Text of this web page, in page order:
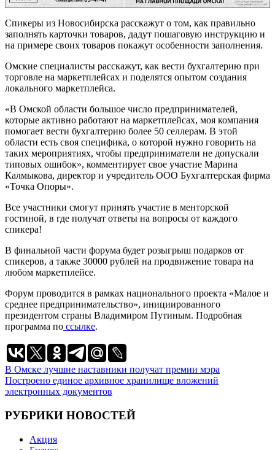
Спикеры из Новосибирска расскажут о том, как правильно
заполнять карточки товаров, дадут пошаговую инструкцию и
на примере своих товаров покажут особенности заполнения.
Омские специалисты расскажут, как вести бухгалтерию при
торговле на маркетплейсах и поделятся опытом создания
локального маркетплейса.
«В Омской области большое число предпринимателей,
которые активно работают на маркетплейсах, моя компания
помогает вести бухгалтерию более 50 селлерам. В этой
области есть своя специфика, о которой нужно говорить на
таких мероприятиях, чтобы предприниматели не допускали
типовых ошибок», комментирует свое участие Марина
Калмыкова, директор и учредитель ООО Бухгалтерская фирма
«Точка Опоры».
Все участники смогут принять участие в менторской
гостиной, в где получат ответы на вопросы от каждого
спикера!
В финальной части форума будет розыгрыш подарков от
спикеров, а также 30000 рублей на продвижение товара на
любом маркетплейсе.
Форум проводится в рамках национального проекта «Малое и
среднее предпринимательство», инициированного
президентом страны Владимиром Путиным. Подробная
программа по ссылке.
Навигация
по
В Омске лучшие наставники получат премии мэра
Построено единое архивное хранилище вложений
электронных документов
РУБРИКИ НОВОСТЕЙ
Акция